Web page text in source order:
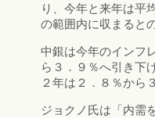
り、今年と来年は平
の範囲内に収まると
中銀は今年のインフ
ら３．９％へ引き下
２年は２．８％から
ジョクノ氏は「内需